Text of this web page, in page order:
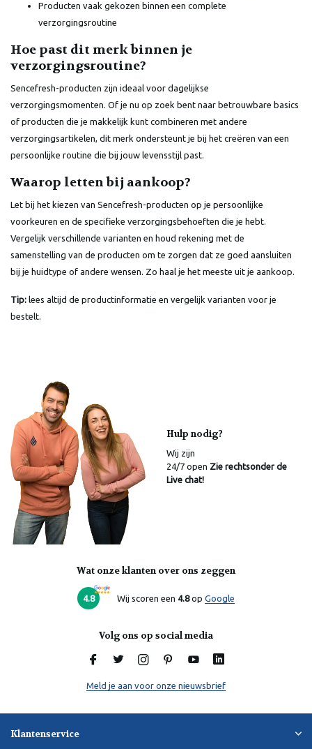
Producten vaak gekozen binnen een complete
verzorgingsroutine
Hoe past dit merk binnen je
verzorgingsroutine?
Sencefresh-producten zijn ideaal voor dagelijkse
verzorgingsmomenten. Of je nu op zoek bent naar betrouwbare basics
of producten die je makkelijk kunt combineren met andere
verzorgingsartikelen, dit merk ondersteunt je bij het creëren van een
persoonlijke routine die bij jouw levensstijl past.
Waarop letten bij aankoop?
Let bij het kiezen van Sencefresh-producten op je persoonlijke
voorkeuren en de specifieke verzorgingsbehoeften die je hebt.
Vergelijk verschillende varianten en houd rekening met de
samenstelling van de producten om te zorgen dat ze goed aansluiten
bij je huidtype of andere wensen. Zo haal je het meeste uit je aankoop.
Tip: lees altijd de productinformatie en vergelijk varianten voor je
bestelt.
Hulp nodig?
Wij zijn
24/7 open Zie rechtsonder de
Live chat!
Wat onze klanten over ons zeggen
4.8 Wij scoren een 4.8op Google
Volg ons op social media
Meld je aan voor onze nieuwsbrief
Klantenservice